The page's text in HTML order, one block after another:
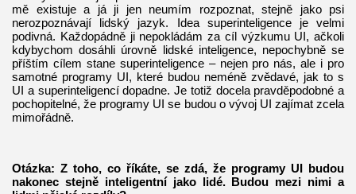
mě existuje a já ji jen neumím rozpoznat, stejně jako psi
nerozpoznávají lidský jazyk. Idea superinteligence je velmi
podivná. Každopádně ji nepokládám za cíl výzkumu UI, ačkoli
kdybychom dosáhli úrovně lidské inteligence, nepochybně se
příštím cílem stane superinteligence – nejen pro nás, ale i pro
samotné programy UI, které budou neméně zvědavé, jak to s
UI a superinteligencí dopadne. Je totiž docela pravděpodobné a
pochopitelné, že programy UI se budou o vývoj UI zajímat zcela
mimořádně.
Otázka: Z toho, co říkáte, se zdá, že programy UI budou
nakonec stejně inteligentní jako lidé. Budou mezi nimi a